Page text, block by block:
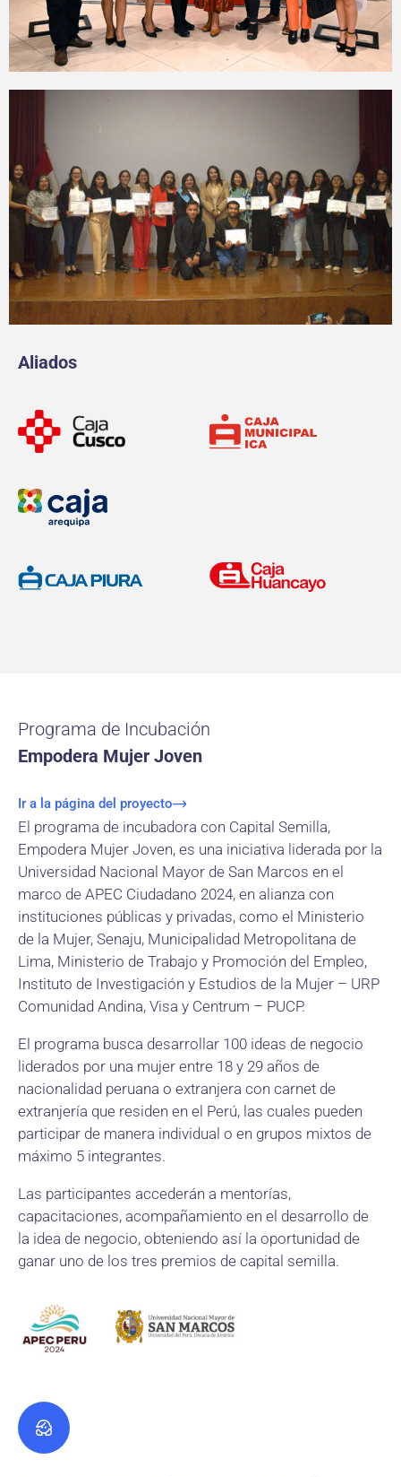
Aliados
Programa de Incubación
Empodera Mujer Joven
Ir a la página del proyecto
El programa de incubadora con Capital Semilla,
Empodera Mujer Joven, es una iniciativa liderada por la
Universidad Nacional Mayor de San Marcos en el
marco de APEC Ciudadano 2024, en alianza con
instituciones públicas y privadas, como el Ministerio
de la Mujer, Senaju, Municipalidad Metropolitana de
Lima, Ministerio de Trabajo y Promoción del Empleo,
Instituto de Investigación y Estudios de la Mujer – URP
Comunidad Andina, Visa y Centrum – PUCP.
El programa busca desarrollar 100 ideas de negocio
liderados por una mujer entre 18 y 29 años de
nacionalidad peruana o extranjera con carnet de
extranjería que residen en el Perú, las cuales pueden
participar de manera individual o en grupos mixtos de
máximo 5 integrantes.
Las participantes accederán a mentorías,
capacitaciones, acompañamiento en el desarrollo de
la idea de negocio, obteniendo así la oportunidad de
ganar uno de los tres premios de capital semilla.